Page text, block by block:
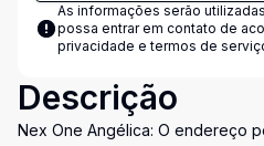
As informações serão
possa entrar em contato de
privacidade e termos de
Descrição
Nex One Angélica: O endereço